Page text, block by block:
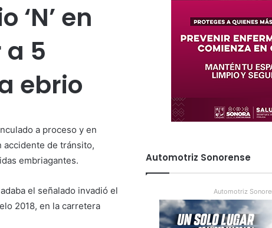
en
5
ebrio
a proceso y en
de tránsito,
embriagantes.
el señalado invadió el
2018, en la carretera
Automotriz Sonorense
Automotriz